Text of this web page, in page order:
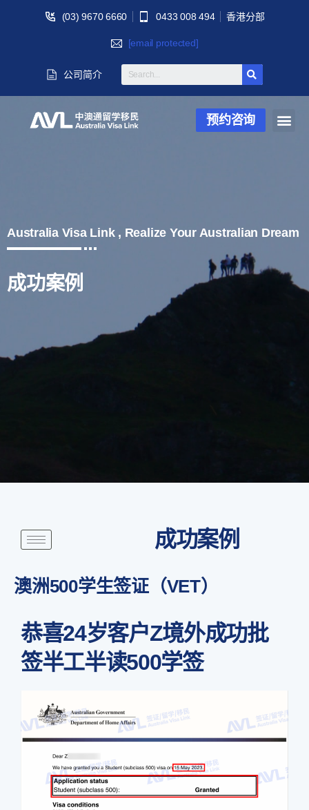
(03) 9670 6660 0433 008 494 香港分部
[email protected]
公司简介
预约咨询
Australia Visa Link , Realize Your Australian Dream
成功案例
成功案例
澳洲500学生签证（VET）
恭喜24岁客户Z境外成功批
签半工半读500学签